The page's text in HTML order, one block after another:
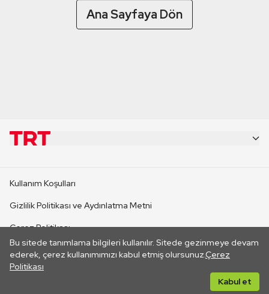
Ana Sayfaya Dön
Bu sitede tanımlama bilgileri kullanılır. Sitede gezinmeye devam
ederek, çerez kullanımımızı kabul etmiş olursunuz.Çerez
Politikası
Kabul et
CANLI YAYINLAR
Kullanım Koşulları
Gizlilik Politikası ve Aydınlatma Metni
Çerez Politikası
İletişim
Her hakkı saklıdır. ©2026 TRT. Bağlantı yoluyla gidilen dış